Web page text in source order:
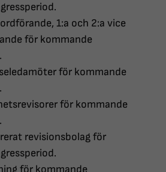
1:a och 2:a vice
för kommande
för kommande
för kommande
revisionsbolag för